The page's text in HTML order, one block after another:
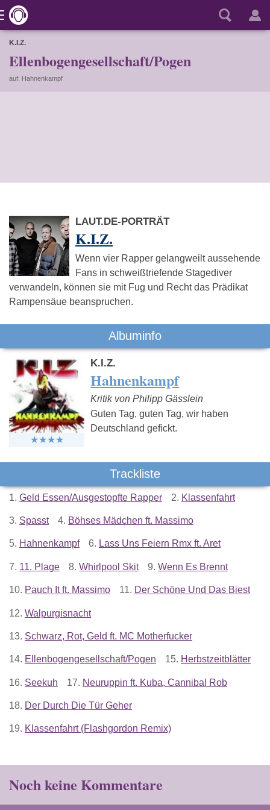
K.I.Z.
Ellenbogengesellschaft/Pogen
auf: Hahnenkampf
LAUT.DE-PORTRÄT
K.I.Z.
Wenn vier Rapper gelangweilt aussehende
Fans in schweißtriefende Stagediver
verwandeln, können sie mit Fug und Recht das Prädikat
Rampensäue beanspruchen.
Albuminfo
K.I.Z.
Hahnenkampf
Kritik von Philipp Gässlein
Guten Tag, guten Tag, wir haben
Deutschland gefickt.
Trackliste
1. Geld Essen/Ausgestopfte Rapper 2. Klassenfahrt
3. Spasst 4. Böhses Mädchen ft. Massimo
5. Hahnenkampf 6. Lass Uns Feiern Rmx ft. Aret
7. 11. Plage 8. Whirlpool Skit 9. Wenn Es Brennt
10. Pauch It ft. Massimo 11. Der Schöne Und Das Biest
12. Walpurgisnacht
13. Schwarz, Rot, Geld ft. MC Motherfucker
14. Ellenbogengesellschaft/Pogen 15. Herbstzeitblätter
16. Seekuh 17. Neuruppin ft. Kuba, Cannibal Rob
18. Der Durch Die Tür Geher
19. Klassenfahrt (Flashgordon Remix)
Noch keine Kommentare